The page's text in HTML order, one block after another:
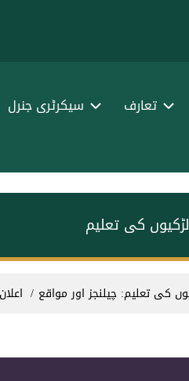
تعارف سیکرٹری جنرل
کی تعلیم
کی تعلیم: چیلنجز اور مواقع